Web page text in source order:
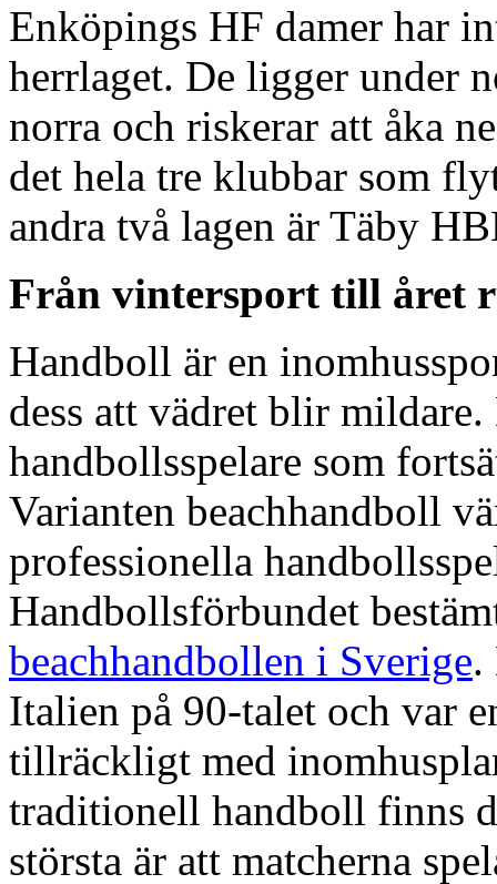
Enköpings HF damer har
herrlaget. De ligger under
norra och riskerar att åka
det hela tre klubbar som
andra två lagen är Täby
Från vintersport till året
Handboll är en
dess att vädret blir
handbollsspelare som
Varianten beachhandboll
professionella
Handbollsförbundet
beachhandbollen i Sverige.
Italien på 90-talet och var
tillräckligt med
traditionell handboll finns
största är att matcherna